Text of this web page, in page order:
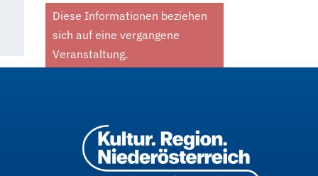
Diese Informationen beziehen
sich auf eine vergangene
Veranstaltung.